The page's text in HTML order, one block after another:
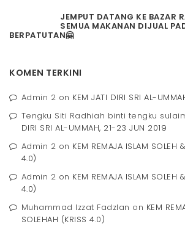
JEMPUT DATANG KE BAZAR
SEMUA MAKANAN DIJUAL
BERPATUTAN🤗
KOMEN TERKINI
Admin 2 on KEM JATI DIRI SRI AL-
Tengku Siti Radhiah binti tengku
DIRI SRI AL-UMMAH, 21-23 JUN 2019
Admin 2 on KEM REMAJA ISLAM SOLEH
4.0)
Admin 2 on KEM REMAJA ISLAM SOLEH
4.0)
Muhammad Izzat Fadzlan on KEM
SOLEHAH (KRISS 4.0)